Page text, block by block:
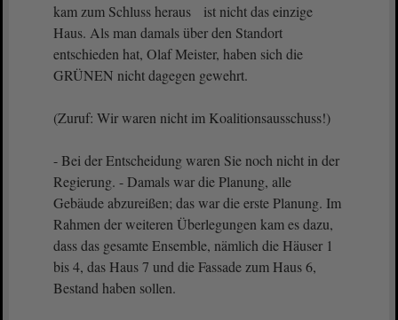
kam zum Schluss heraus ist nicht das einzige
Haus. Als man damals über den Standort
entschieden hat, Olaf Meister, haben sich die
GRÜNEN nicht dagegen gewehrt.
(Zuruf: Wir waren nicht im Koalitionsausschuss!)
- Bei der Entscheidung waren Sie noch nicht in der
Regierung. - Damals war die Planung, alle
Gebäude abzureißen; das war die erste Planung. Im
Rahmen der weiteren Überlegungen kam es dazu,
dass das gesamte Ensemble, nämlich die Häuser 1
bis 4, das Haus 7 und die Fassade zum Haus 6,
Bestand haben sollen.